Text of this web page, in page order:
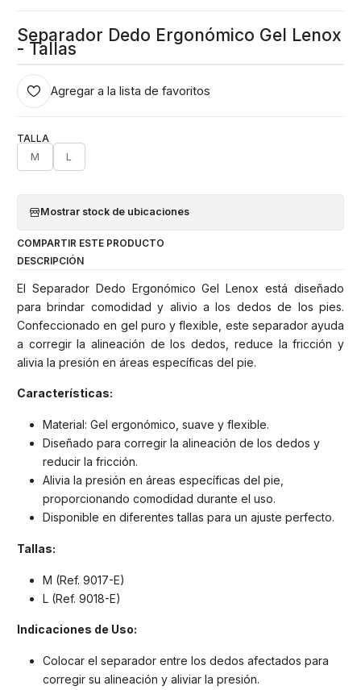
Separador Dedo Ergonómico Gel Lenox
- Tallas
Agregar a la lista de favoritos
TALLA
M
L
Mostrar stock de ubicaciones
COMPARTIR ESTE PRODUCTO
DESCRIPCIÓN
El Separador Dedo Ergonómico Gel Lenox está diseñado
para brindar comodidad y alivio a los dedos de los pies.
Confeccionado en gel puro y flexible, este separador ayuda
a corregir la alineación de los dedos, reduce la fricción y
alivia la presión en áreas específicas del pie.
Características:
Material: Gel ergonómico, suave y flexible.
Diseñado para corregir la alineación de los dedos y
reducir la fricción.
Alivia la presión en áreas específicas del pie,
proporcionando comodidad durante el uso.
Disponible en diferentes tallas para un ajuste perfecto.
Tallas:
M (Ref. 9017-E)
L (Ref. 9018-E)
Indicaciones de Uso:
Colocar el separador entre los dedos afectados para
corregir su alineación y aliviar la presión.